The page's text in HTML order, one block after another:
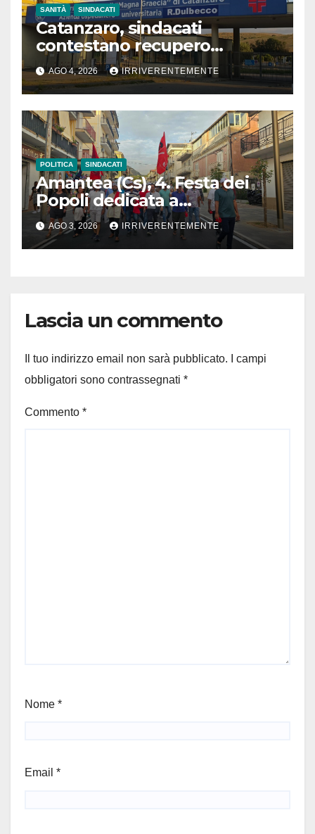
SANITÀ SINDACATI
Catanzaro, sindacati
contestano recupero
retroattivo somme per
vestizione, blocco contratti e
gestione amministrativa
Dulbecco, con richiesta
dimissioni vertici aziendali
AGO 4, 2026 IRRIVERENTEMENTE
POLITICA SINDACATI
Amantea (Cs), 4. Festa dei
Popoli dedicata a
integrazione e accoglienza
AGO 3, 2026 IRRIVERENTEMENTE
Lascia un commento
Il tuo indirizzo email non sarà pubblicato.
I campi
obbligatori sono contrassegnati *
Commento *
Nome *
Email *